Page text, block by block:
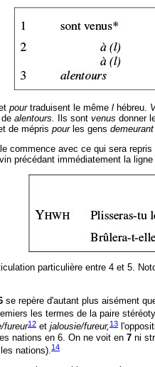
pourtraduisent le même l hébreu.
alentours. Ils sont venus donner
de mépris pourles gens demeurant
commence avec ce qui sera
précédant immédiatement la ligne
particulière entre 4 et 5.
se repère d'autant plus aisément
les termes de la paire
fureur12 et jalousie/fureur, 13
nations en 6. On ne voit en 7 ni
nations). 14